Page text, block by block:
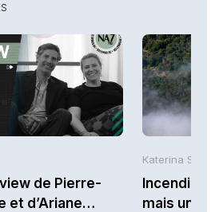
de Pierre-
et d’Ariane
Katerina
Incendies :
mais une